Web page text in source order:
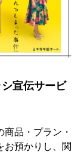
宣伝サービ
商品・プラン・
お預かりし、関